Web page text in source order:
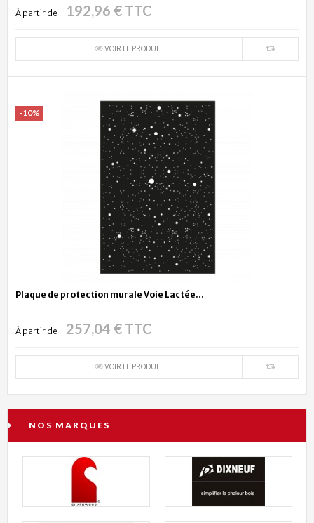
À partir de 192,96 € TTC
VOIR LE PRODUIT
-10%
Plaque de protection murale Voie Lactée...
À partir de 257,04 € TTC
VOIR LE PRODUIT
NOS MARQUES